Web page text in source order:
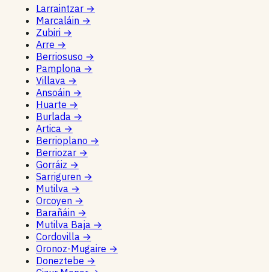
Larraintzar →
Marcaláin →
Zubiri →
Arre →
Berriosuso →
Pamplona →
Villava →
Ansoáin →
Huarte →
Burlada →
Artica →
Berrioplano →
Berriozar →
Gorráiz →
Sarriguren →
Mutilva →
Orcoyen →
Barañáin →
Mutilva Baja →
Cordovilla →
Oronoz-Mugaire →
Doneztebe →